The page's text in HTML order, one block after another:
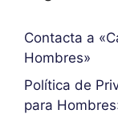
Contacta a
Hombres»
Política de
para